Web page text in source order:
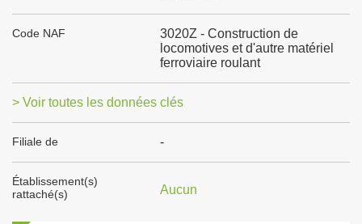
Code NAF
3020Z - Construction de
locomotives et d'autre matériel
ferroviaire roulant
> Voir toutes les données clés
Filiale de -
Établissement(s)
rattaché(s)
Aucun